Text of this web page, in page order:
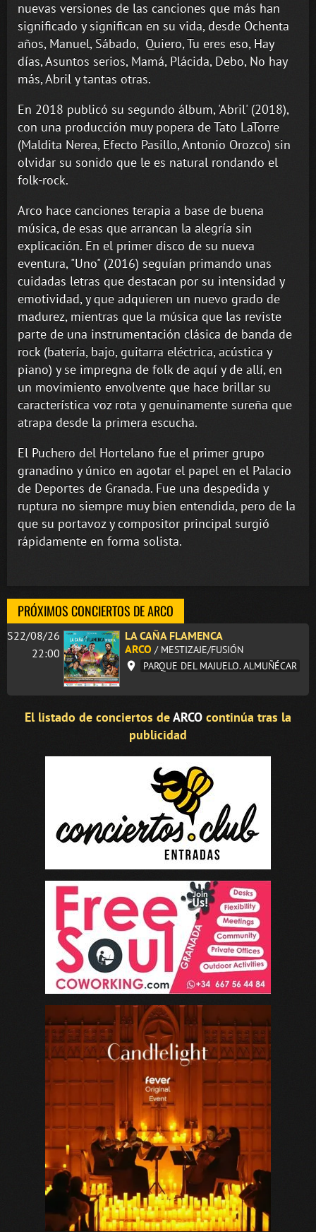
nuevas versiones de las canciones que más han
significado y significan en su vida, desde Ochenta
años, Manuel, Sábado, Quiero, Tu eres eso, Hay
días, Asuntos serios, Mamá, Plácida, Debo, No hay
más, Abril y tantas otras.
En 2018 publicó su segundo álbum, 'Abril' (2018),
con una producción muy popera de Tato LaTorre
(Maldita Nerea, Efecto Pasillo, Antonio Orozco) sin
olvidar su sonido que le es natural rondando el
folk-rock.
Arco hace canciones terapia a base de buena
música, de esas que arrancan la alegría sin
explicación. En el primer disco de su nueva
eventura, "Uno" (2016) seguían primando unas
cuidadas letras que destacan por su intensidad y
emotividad, y que adquieren un nuevo grado de
madurez, mientras que la música que las reviste
parte de una instrumentación clásica de banda de
rock (batería, bajo, guitarra eléctrica, acústica y
piano) y se impregna de folk de aquí y de allí, en
un movimiento envolvente que hace brillar su
característica voz rota y genuinamente sureña que
atrapa desde la primera escucha.
El Puchero del Hortelano fue el primer grupo
granadino y único en agotar el papel en el Palacio
de Deportes de Granada. Fue una despedida y
ruptura no siempre muy bien entendida, pero de la
que su portavoz y compositor principal surgió
rápidamente en forma solista.
PRÓXIMOS CONCIERTOS DE ARCO
S22/08/26
22:00
LA CAÑA FLAMENCA
ARCO / MESTIZAJE/FUSIÓN
PARQUE DEL MAJUELO. ALMUÑÉCAR
El listado de conciertos deARCO continúa tras la
publicidad